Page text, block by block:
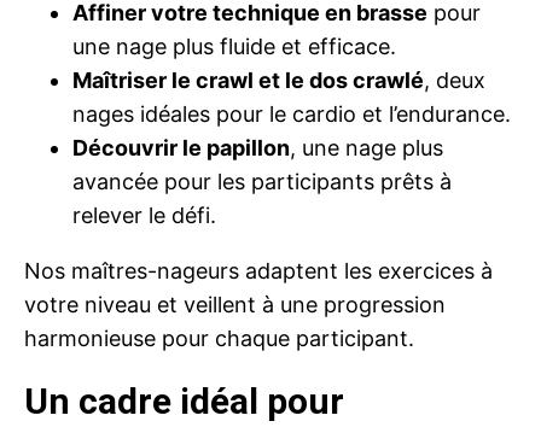
Affiner votre technique en brasse pour
une nage plus fluide et efficace.
Maîtriser le crawl et le dos crawlé, deux
nages idéales pour le cardio et l’endurance.
Découvrir le papillon, une nage plus
avancée pour les participants prêts à
relever le défi.
Nos maîtres-nageurs adaptent les exercices à
votre niveau et veillent à une progression
harmonieuse pour chaque participant.
Un cadre idéal pour